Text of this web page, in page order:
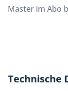
Master im Abo
Technische